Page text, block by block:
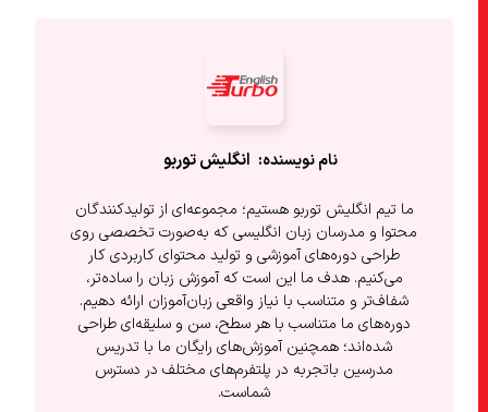
انگلیش‌ توربو
ما تیم انگلیش توربو هستیم؛ مجموعه‌ای از تولیدکنندگان
محتوا و مدرسان زبان انگلیسی که به‌صورت تخصصی روی
طراحی دوره‌های آموزشی و تولید محتوای کاربردی کار
می‌کنیم. هدف ما این است که آموزش زبان را ساده‌تر،
شفاف‌تر و متناسب با نیاز واقعی زبان‌آموزان ارائه دهیم.
دوره‌های ما متناسب با هر سطح، سن و سلیقه‌ای طراحی
شده‌اند؛ همچنین آموزش‌های رایگان ما با تدریس
مدرسین باتجربه در پلتفرم‌های مختلف در دسترس
شماست.